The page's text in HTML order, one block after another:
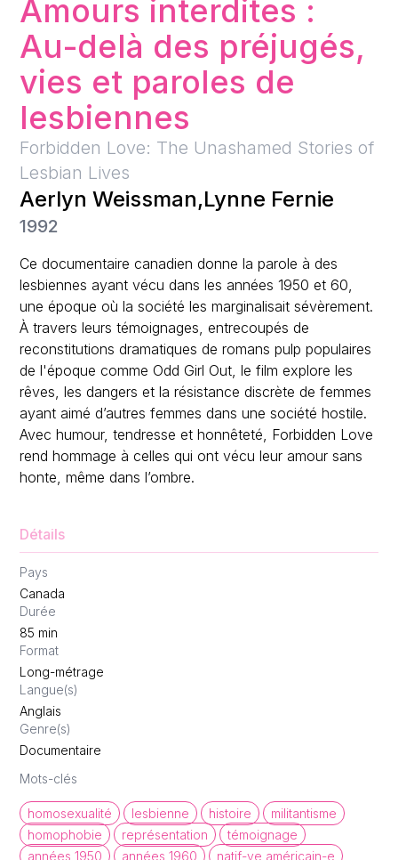
Amours interdites :
Au-delà des préjugés,
vies et paroles de
lesbiennes
Forbidden Love: The Unashamed Stories of
Lesbian Lives
Aerlyn Weissman,Lynne Fernie
1992
Ce documentaire canadien donne la parole à des
lesbiennes ayant vécu dans les années 1950 et 60,
une époque où la société les marginalisait sévèrement.
À travers leurs témoignages, entrecoupés de
reconstitutions dramatiques de romans pulp populaires
de l'époque comme Odd Girl Out, le film explore les
rêves, les dangers et la résistance discrète de femmes
ayant aimé d’autres femmes dans une société hostile.
Avec humour, tendresse et honnêteté, Forbidden Love
rend hommage à celles qui ont vécu leur amour sans
honte, même dans l’ombre.
Détails
Pays
Canada
Durée
85 min
Format
Long-métrage
Langue(s)
Anglais
Genre(s)
Documentaire
Mots-clés
homosexualité lesbienne histoire
militantisme
homophobie
représentation
témoignage
années 1950
années 1960 natif-ve américain-e